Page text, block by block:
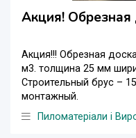
Акция! Обрезная
Акция!!! Обрезная
м3. толщина 25 мм
Строительный брус –
монтажный.
Пиломатеріали і